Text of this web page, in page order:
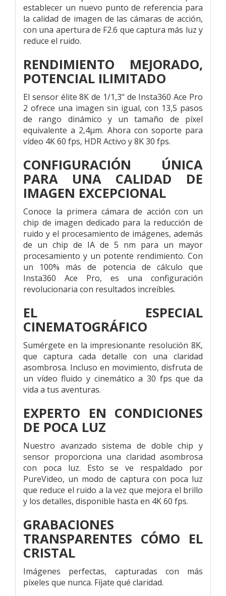
establecer un nuevo punto de referencia para
la calidad de imagen de las cámaras de acción,
con una apertura de F2.6 que captura más luz y
reduce el ruido.
RENDIMIENTO MEJORADO,
POTENCIAL ILIMITADO
El sensor élite 8K de 1/1,3" de Insta360 Ace Pro
2 ofrece una imagen sin igual, con 13,5 pasos
de rango dinámico y un tamaño de píxel
equivalente a 2,4μm. Ahora con soporte para
vídeo 4K 60 fps, HDR Activo y 8K 30 fps.
CONFIGURACIÓN ÚNICA
PARA UNA CALIDAD DE
IMAGEN EXCEPCIONAL
Conoce la primera cámara de acción con un
chip de imagen dedicado para la reducción de
ruido y el procesamiento de imágenes, además
de un chip de IA de 5 nm para un mayor
procesamiento y un potente rendimiento. Con
un 100% más de potencia de cálculo que
Insta360 Ace Pro, es una configuración
revolucionaria con resultados increíbles.
EL ESPECIAL
CINEMATOGRÁFICO
Sumérgete en la impresionante resolución 8K,
que captura cada detalle con una claridad
asombrosa. Incluso en movimiento, disfruta de
un vídeo fluido y cinemático a 30 fps que da
vida a tus aventuras.
EXPERTO EN CONDICIONES
DE POCA LUZ
Nuestro avanzado sistema de doble chip y
sensor proporciona una claridad asombrosa
con poca luz. Esto se ve respaldado por
PureVideo, un modo de captura con poca luz
que reduce el ruido a la vez que mejora el brillo
y los detalles, disponible hasta en 4K 60 fps.
GRABACIONES
TRANSPARENTES CÓMO EL
CRISTAL
Imágenes perfectas, capturadas con más
píxeles que nunca. Fíjate qué claridad.